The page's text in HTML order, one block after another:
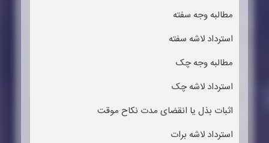
مطالبه وجه سفته
استرداد لاشه سفته
مطالبه وجه چک
استرداد لاشه چک
اثبات بذل یا انقضای مدت نکاح موقت
استرداد لاشه برات